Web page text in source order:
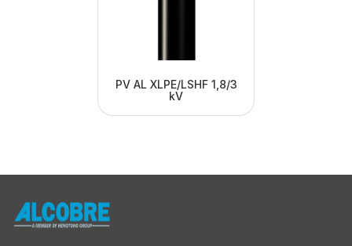
PV AL XLPE/LSHF 1,8/3
kV